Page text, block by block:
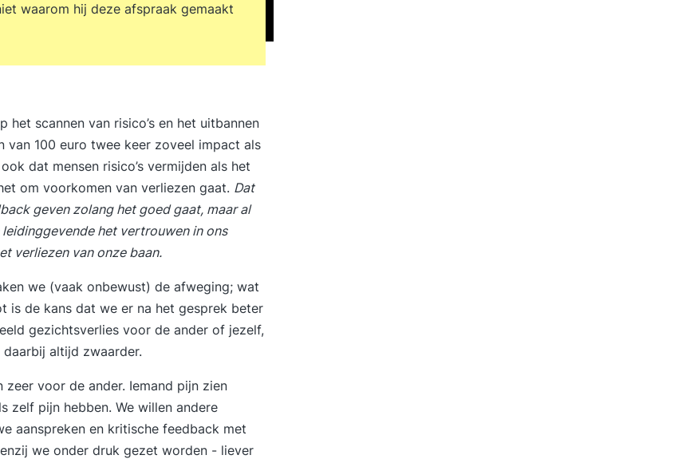
waarom hij deze afspraak gemaakt
scannen van risico’s en het uitbannen
van 100 euro twee keer zoveel impact als
dat mensen risico’s vermijden als het
om voorkomen van verliezen gaat. Dat
geven zolang het goed gaat, maar al
het vertrouwen in ons
verliezen van onze baan.
we (vaak onbewust) de afweging; wat
is de kans dat we er na het gesprek beter
gezichtsverlies voor de ander of jezelf,
altijd zwaarder.
voor de ander. Iemand pijn zien
zelf pijn hebben. We willen andere
aanspreken en kritische feedback met
we onder druk gezet worden - liever